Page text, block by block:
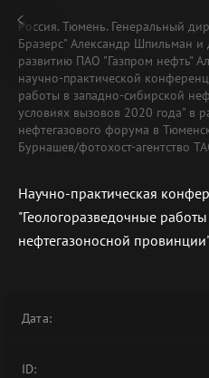
Россия. Тюмень. Генеральный
Бразерс" Александр Шпильман и
развитию ПАО "Газпром нефть"
научно-практической
работы в западно-сибирской
условиях вызовов 2020 года" в
нефтегазового форума в
Бурнашев/фотохост-агентство
Научно-практическая
"Геологоразведочные
нефтегазоносной
Дата:
ID: